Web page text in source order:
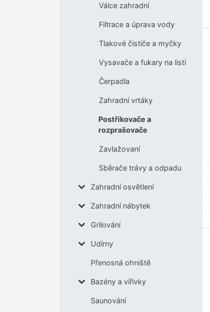
Válce zahradní
Filtrace a úprava vody
Tlakové čističe a myčky
Vysavače a fukary na listí
Čerpadla
Zahradní vrtáky
Postřikovače a
rozprašovače
Zavlažovaní
Sběrače trávy a odpadu
Zahradní osvětlení
Zahradní nábytek
Grilování
Udírny
Přenosná ohniště
Bazény a vířivky
Saunování